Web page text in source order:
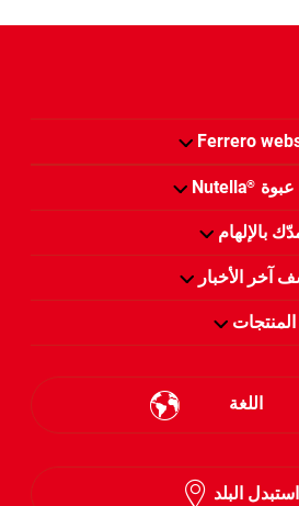
Ferrero
®
Nutella
بالإلهام
آخر الأخبار
المنتجات
اللغة
English
استبدل البلد